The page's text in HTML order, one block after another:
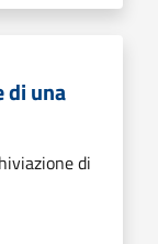
di una
di